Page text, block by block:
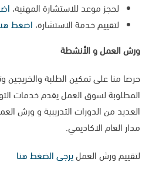
لحجز موعد للاستشارة المهنية،
لتقييم خدمة الاستشارة، اضغط
ورش العمل و الأنشطة
حرصا منا على تمكين الطلبة والخريجين
المطلوبة لسوق العمل يقدم خدمات
العديد من الدورات التدريبية و ورش
مدار العام الاكاديمي.
لتقييم ورش العمل يرجى الضغط هنا